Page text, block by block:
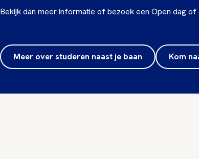
Bekijk dan meer informatie of bezoek een Open dag of
Meer over studeren naast je baan Kom